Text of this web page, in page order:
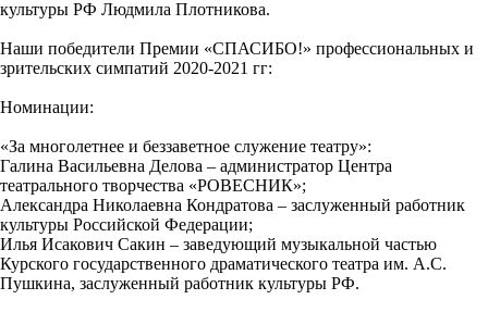
культуры РФ Людмила Плотникова.
Наши победители Премии «СПАСИБО!» профессиональных и
зрительских симпатий 2020-2021 гг:
Номинации:
«За многолетнее и беззаветное служение театру»:
Галина Васильевна Делова – администратор Центра
театрального творчества «РОВЕСНИК»;
Александра Николаевна Кондратова – заслуженный работник
культуры Российской Федерации;
Илья Исакович Сакин – заведующий музыкальной частью
Курского государственного драматического театра им. А.С.
Пушкина, заслуженный работник культуры РФ.